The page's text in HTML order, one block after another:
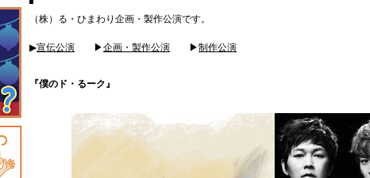
（株）る・ひまわり企画・製作公演です。
▶宣伝公演 ▶企画・製作公演 ▶制作公演
『僕のド・るーク』